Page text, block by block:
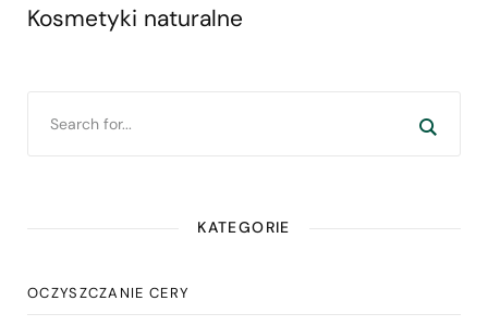
Kosmetyki naturalne
KATEGORIE
OCZYSZCZANIE CERY